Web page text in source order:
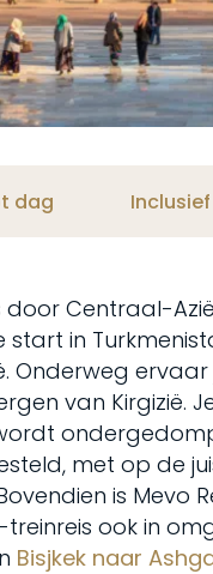
dag Inclusief
door Centraal-
start in
Onderweg
van Kirgizië.
met op de
is Mevo
ook in
Bisjkek naar